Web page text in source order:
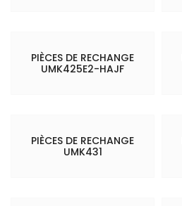
PIÈCES DE RECHANGE
UMK425E2-HAJF
PIÈCES DE RECHANGE
UMK431